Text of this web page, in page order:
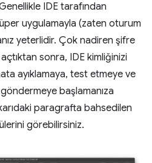
IDE tarafından
uygulamayla (zaten oturum
yeterlidir. Çok nadiren şifre
sonra, IDE kimliğinizi
ayıklamaya, test etmeye ve
başlamanıza
paragrafta bahsedilen
görebilirsiniz.